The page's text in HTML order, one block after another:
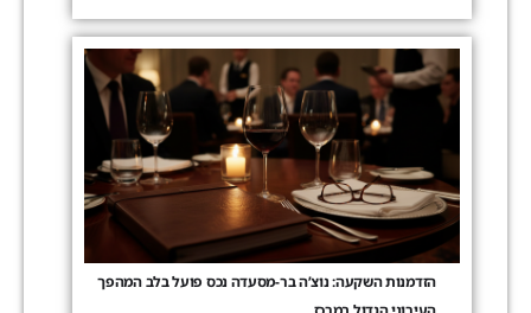
הזדמנות השקעה: נוצ’ה בר-מסעדה נכס פועל בלב המהפך